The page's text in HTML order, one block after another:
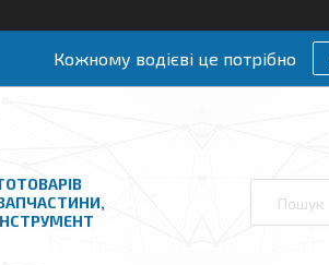
Кожному водієві це потрібно
ЗАПЧАСТИНИ,